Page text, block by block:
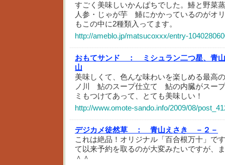
すごく美味しいかんぱちでした。鰆と野菜
人参・じゃが芋 鰆にかかっているのがオ
もこの中に2種類入ってます。
http://ameblo.jp/matsucoxxx/entry-
おもてサンド ：
ミシュラン二つ星、青
山
美味しくて、色んな味わいを楽しめる最
ノ川 鮎のスープ仕立て 鮎の内臓がスー
ミもつけてあって、とても美味しい！
http://www.omote-sando.info/2009/08/
デジカメ徒然草 ：
青山えさき －２－
これは絶品！オリジナル「百合根万十」で
て以来予約を取るのが大変みたいですが、
＾＾